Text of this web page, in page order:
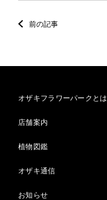
前の記事
オザキフラワーパークとは
店舗案内
植物図鑑
オザキ通信
お知らせ